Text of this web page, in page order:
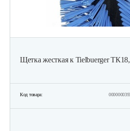
Щетка жесткая к Tielbuerger
Код товара: